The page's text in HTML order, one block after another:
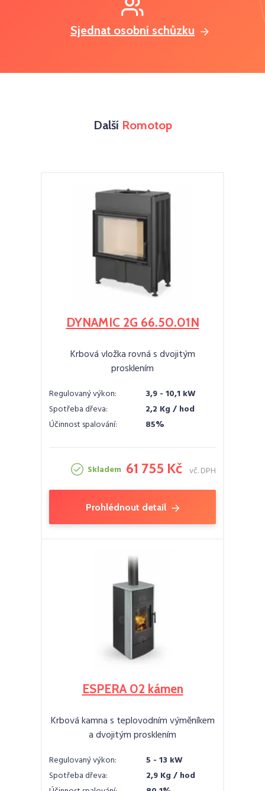
Sjednat osobní schůzku
Další Romotop
DYNAMIC 2G 66.50.01N
Krbová vložka rovná s dvojitým
prosklením
Regulovaný výkon:
3,9 - 10,1 kW
Spotřeba dřeva:
2,2 Kg / hod
Účinnost spalování:
85%
Skladem 61 755 Kč vč. DPH
Prohlédnout detail
ESPERA 02 kámen
Krbová kamna s teplovodním výměníkem
a dvojitým prosklením
Regulovaný výkon:
5 - 13 kW
Spotřeba dřeva:
2,9 Kg / hod